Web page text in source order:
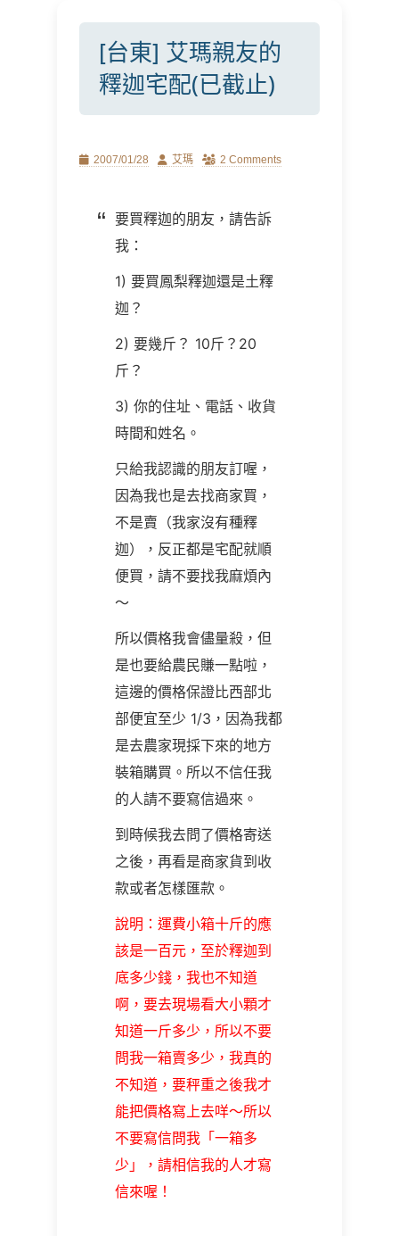
[台東] 艾瑪親友的
釋迦宅配(已截止)
Posted
2007/01/28 Author
艾瑪 2 Comments
要買釋迦的朋友，請告訴
我：
1) 要買鳳梨釋迦還是土釋
迦？
2) 要幾斤？ 10斤？ 20
斤？
3) 你的住址、電話、收貨
時間和姓名。
只給我認識的朋友訂喔，
因為我也是去找商家買，
不是賣（我家沒有種釋
迦），反正都是宅配就順
便買，請不要找我麻煩內
～
所以價格我會儘量殺，但
是也要給農民賺一點啦，
這邊的價格保證比西部北
部便宜至少 1/3 ，因為我都
是去農家現採下來的地方
裝箱購買。所以不信任我
的人請不要寫信過來。
到時候我去問了價格寄送
之後，再看是商家貨到收
款或者怎樣匯款。
說明：運費小箱十斤的應
該是一百元，至於釋迦到
底多少錢，我也不知道
啊，要去現場看大小顆才
知道一斤多少，所以不要
問我一箱賣多少，我真的
不知道，要秤重之後我才
能把價格寫上去咩～所以
不要寫信問我「一箱多
少」，請相信我的人才寫
信來喔！